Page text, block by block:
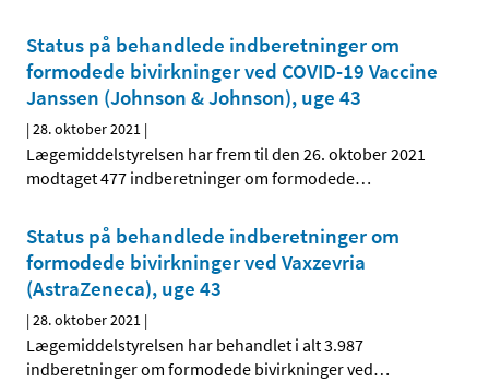
Status på behandlede indberetninger om
formodede bivirkninger ved COVID-19 Vaccine
Janssen (Johnson & Johnson), uge 43
|28. oktober 2021 |
Lægemiddelstyrelsen har frem til den 26. oktober 2021
modtaget 477 indberetninger om formodede…
Status på behandlede indberetninger om
formodede bivirkninger ved Vaxzevria
(AstraZeneca), uge 43
|28. oktober 2021 |
Lægemiddelstyrelsen har behandlet i alt 3.987
indberetninger om formodede bivirkninger ved…